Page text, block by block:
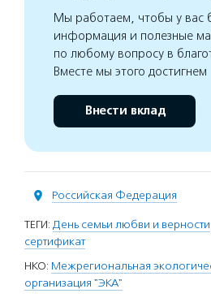
Мы работаем, чтобы у вас
информация и полезные
по любому вопросу в
Вместе мы этого достигнем
Внести вклад
Российская Федерация
ТЕГИ: День семьи любви и верности
сертификат
НКО: Межрегиональная
организация "ЭКА"